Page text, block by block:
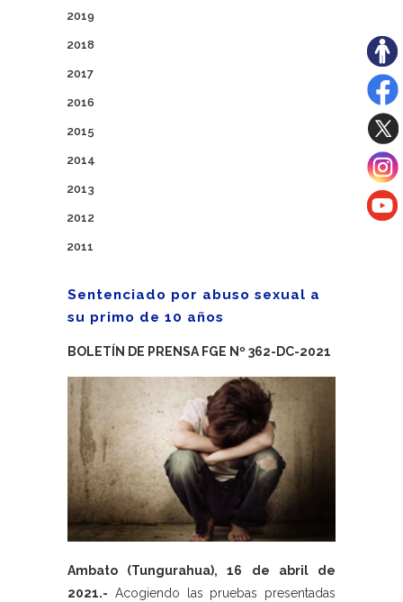
2019
2018
2017
2016
2015
2014
2013
2012
2011
Sentenciado por abuso sexual a
su primo de 10 años
BOLETÍN DE PRENSA FGE Nº 362-DC-2021
Ambato (Tungurahua), 16 de abril de
2021.- Acogiendo las pruebas presentadas